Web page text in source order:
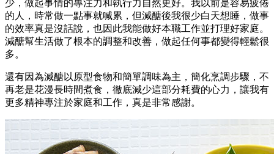
少，做起事情的專注力和執行力自然更好。我以前是容易疲倦
的人，時常做一點事就喊累，但減醣後我很少白天想睡，做事
的效率真是沒話說，也因此我能做好本職工作並打理好家庭。
減醣幫生活做了根本的調整和改善，做起任何事都變得輕鬆很
多。
還有因為減醣以原型食物和簡單調味為主，簡化烹調步驟，不
再老是花漫長時間煮食，徹底減少這部分耗費的心力，讓我有
更多精神專注於家庭和工作，真是非常感謝。